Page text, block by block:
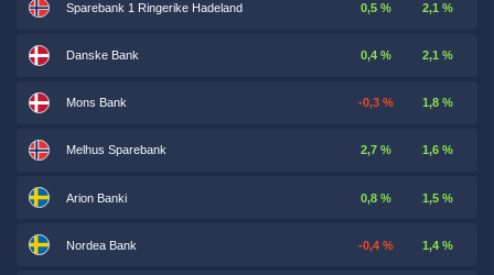
Sparebank 1 Ringerike Hadeland 0,5 % 2,1 %
Danske Bank 0,4 % 2,1 %
Mons Bank -0,3 % 1,8 %
Melhus Sparebank 2,7 % 1,6 %
Arion Banki 0,8 % 1,5 %
Nordea Bank -0,4 % 1,4 %